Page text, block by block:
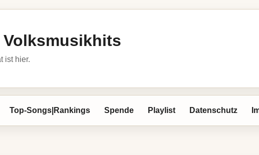
Volksmusikhits
ist hier.
Top-Songs|Rankings Spende Playlist Datenschutz